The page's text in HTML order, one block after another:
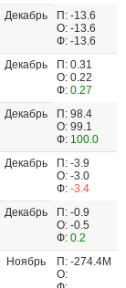
Декабрь
П: -13.6
О: -13.6
Ф: -13.6
Декабрь
П: 0.31
О: 0.22
Ф: 0.27
Декабрь
П: 98.4
О: 99.1
Ф: 100.0
Декабрь
П: -3.9
О: -3.0
Ф: -3.4
Декабрь
П: -0.9
О: -0.5
Ф: 0.2
Ноябрь
П: -274.4M
О: